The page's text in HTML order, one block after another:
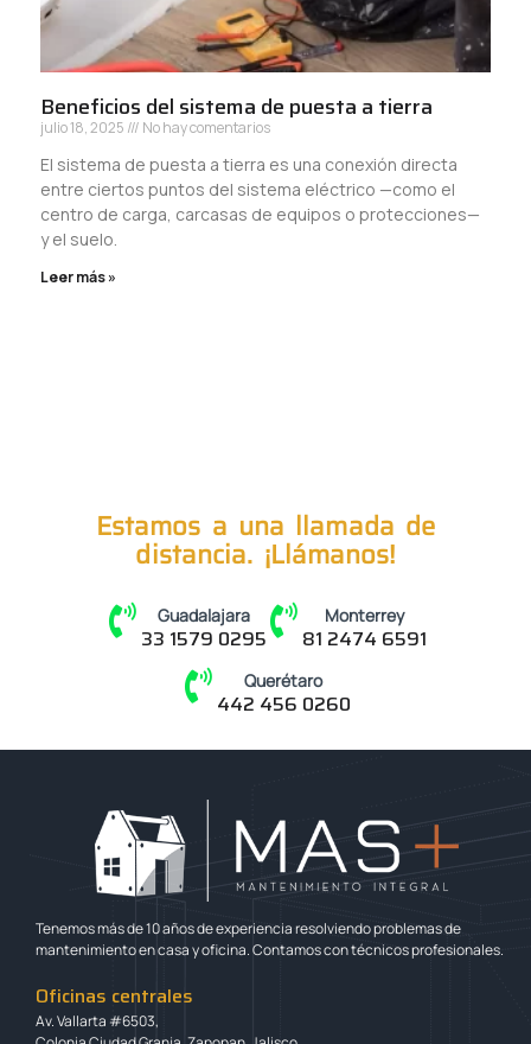
Beneficios del sistema de puesta a tierra
julio 18, 2025 No hay comentarios
El sistema de puesta a tierra es una conexión directa
entre ciertos puntos del sistema eléctrico —como el
centro de carga, carcasas de equipos o protecciones—
y el suelo.
Leer más »
Estamos a una llamada de
distancia. ¡Llámanos!
Guadalajara
33 1579 0295
Monterrey
81 2474 6591
Querétaro
442 456 0260
Tenemos más de 10 años de experiencia resolviendo problemas de
mantenimiento en casa y oficina. Contamos con técnicos profesionales.
Oficinas centrales
Av. Vallarta #6503,